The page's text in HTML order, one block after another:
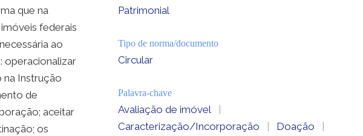
que na
federais
ao
operacionalizar
Instrução
de
aceitar
os
Patrimonial
Tipo de norma/documento
Circular
Palavra-chave
Avaliação de imóvel
|
Caracterização/Incorporação
| Doação
|